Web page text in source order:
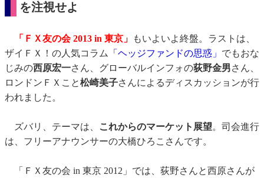
を注視せよ
「ＦＸ友の会 2013 in 東京」
もいよいよ終盤。ラストは、
ザイＦＸ！の人気コラム
「ヘッジファンドの思惑」 でもおな
じみの西原宏一さん、グローバルインフォの荻野金男さん、
ロンドンＦＸこと松崎美子さんによるディスカッションが行
われました。
ズバリ、テーマは、 これからのマーケット展望。司会進行
は、フリーアナウンサーの大橋ひろこさんです。
「ＦＸ友の会 in 東京 2012」では、荻野さんと西原さんが